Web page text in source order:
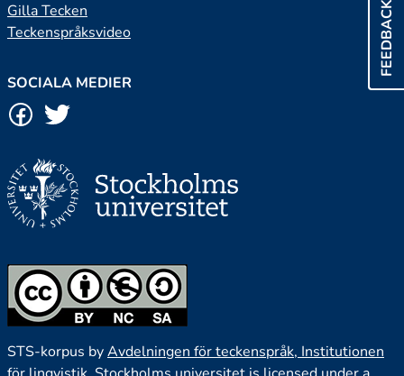
FEEDBACK
Gilla Tecken
Teckenspråksvideo
SOCIALA MEDIER
STS-korpus byAvdelningen för teckenspråk, Institutionen